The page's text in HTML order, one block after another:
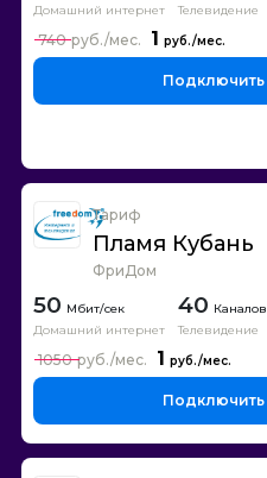
Домашний интернет
Телевидение
1
740
Подключить
Тариф
Пламя Кубань
ФриДом
50
Домашний интернет
40 Каналов
Телевидение
1
1050
Подключить